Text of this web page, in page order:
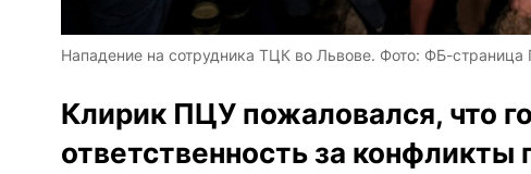
Нападение на сотрудника ТЦК во Львове. Фото: ФБ-страница
Клирик ПЦУ пожаловался, что
ответственность за